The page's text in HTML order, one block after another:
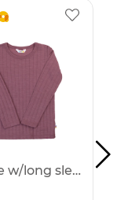
Blouse w/long sleeves -25%